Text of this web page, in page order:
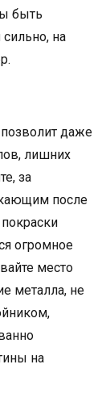
быть
на
даже
лишних
за
после
огромное
место
металла, не
на